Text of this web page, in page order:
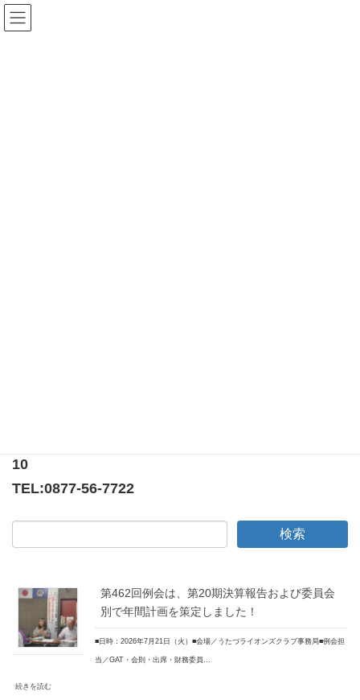
10
TEL:0877-56-7722
第462回例会は、第20期決算報告および委員会
別で年間計画を策定しました！
■日時：2026年7月21日（火）■会場／うたづライオンズクラブ事務局■例会担
当／GAT・会則・出席・財務委員…
続きを読む